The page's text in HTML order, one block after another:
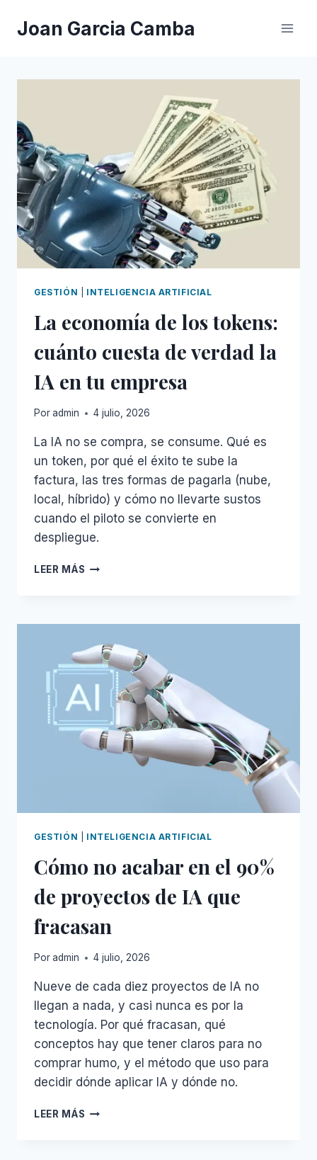
Joan Garcia Camba
GESTIÓN INTELIGENCIA ARTIFICIAL
La economía de los tokens:
cuánto cuesta de verdad la
IA en tu empresa
Poradmin 4 julio, 2026
La IA no se compra, se consume. Qué es
un token, por qué el éxito te sube la
factura, las tres formas de pagarla (nube,
local, híbrido) y cómo no llevarte sustos
cuando el piloto se convierte en
despliegue.
LEER MÁS LA
TOKENS:
CUESTA
DE
VERDAD
LA
IA
EN
TU
EMPRESA
GESTIÓN INTELIGENCIA ARTIFICIAL
Cómo no acabar en el 90%
de proyectos de IA que
fracasan
Poradmin 4 julio, 2026
Nueve de cada diez proyectos de IA no
llegan a nada, y casi nunca es por la
tecnología. Por qué fracasan, qué
conceptos hay que tener claros para no
comprar humo, y el método que uso para
decidir dónde aplicar IA y dónde no.
LEER MÁS CÓMO